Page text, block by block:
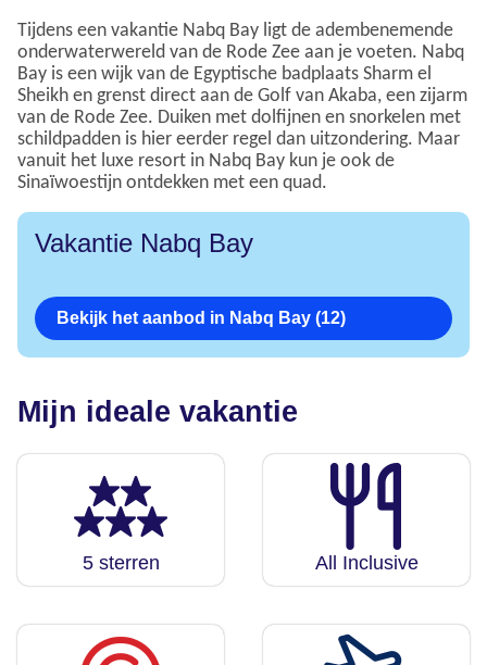
Tijdens een vakantie Nabq Bay ligt de adembenemende
onderwaterwereld van de Rode Zee aan je voeten. Nabq
Bay is een wijk van de Egyptische badplaats Sharm el
Sheikh en grenst direct aan de Golf van Akaba, een zijarm
van de Rode Zee. Duiken met dolfijnen en snorkelen met
schildpadden is hier eerder regel dan uitzondering. Maar
vanuit het luxe resort in Nabq Bay kun je ook de
Sinaïwoestijn ontdekken met een quad.
Vakantie Nabq Bay
Bekijk het aanbod in Nabq Bay (12)
Mijn ideale vakantie
5 sterren All Inclusive